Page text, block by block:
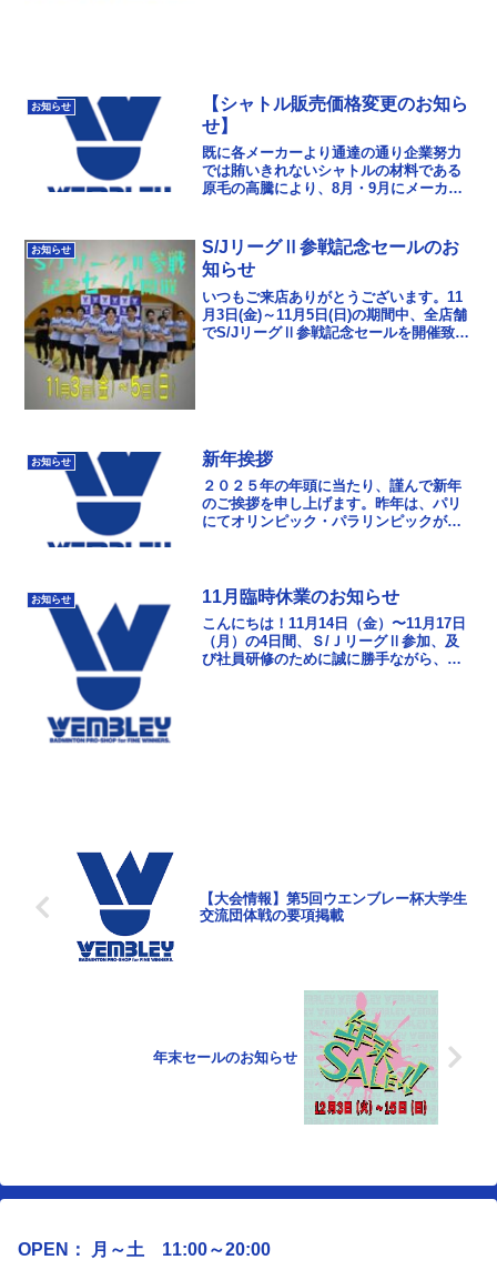
お知らせ
【シャトル販売価格変更のお知ら
せ】
既に各メーカーより通達の通り企業努力
では賄いきれないシャトルの材料である
原毛の高騰により、8月・9月にメーカー
の一つに、世界的...
お知らせ
S/JリーグⅡ参戦記念セールのお
知らせ
いつもご来店ありがとうございます。11
月3日(金)～11月5日(日)の期間中、全店舗
でS/JリーグⅡ参戦記念セールを開催致し
お知らせ 新年挨拶
２０２５年の年頭に当たり、謹んで新年
のご挨拶を申し上げます。昨年は、パリ
にてオリンピック・パラリンピックが開
お知らせ 11月臨時休業のお知らせ
こんにちは！11月14日（金）〜11月17日
（月）の4日間、Ｓ/ＪリーグⅡ参加、及
び社員研修のために誠に勝手ながら、臨
【大会情報】第5回ウエンブレー杯大学生
交流団体戦の要項掲載
年末セールのお知らせ
OPEN： 月～土 11:00～20:00